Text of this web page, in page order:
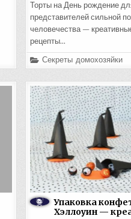
Торты на День рождение
представителей сильной
человечества —
рецепты…
Posted
in
Секреты домохозяйки
Упаковка
Хэллоуин —